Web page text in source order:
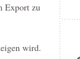
Export zu
wird.